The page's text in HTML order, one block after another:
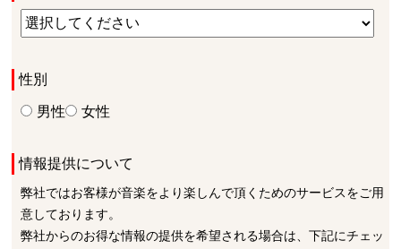
性別
男性
女性
情報提供について
弊社ではお客様が音楽をより楽しんで頂くためのサービスをご用
意しております。
弊社からのお得な情報の提供を希望される場合は、下記にチェッ